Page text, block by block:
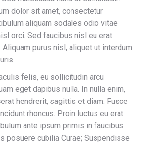
dolor sit amet, consectetur
aliquam sodales odio vitae
orci. Sed faucibus nisl eu erat
purus nisl, aliquet ut interdum
felis, eu sollicitudin arcu
eget dapibus nulla. In nulla enim,
hendrerit, sagittis et diam. Fusce
rhoncus. Proin luctus eu erat
ante ipsum primis in faucibus
posuere cubilia Curae; Suspendisse